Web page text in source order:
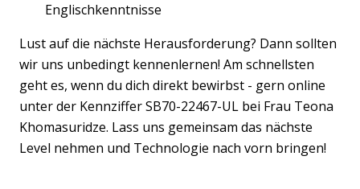
Englischkenntnisse
Lust auf die nächste Herausforderung? Dann sollten
wir uns unbedingt kennenlernen! Am schnellsten
geht es, wenn du dich direkt bewirbst - gern online
unter der Kennziffer SB70-22467-UL bei Frau Teona
Khomasuridze. Lass uns gemeinsam das nächste
Level nehmen und Technologie nach vorn bringen!